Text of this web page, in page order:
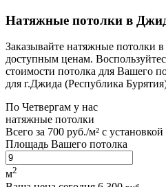
Натяжные потолки в
Заказывайте натяжные потолки
доступным ценам.
стоимости потолка для Вашего
для г.Джида (Республика
По Четвергам у нас
натяжные потолки
Всего за 700 руб./м² с установкой
Площадь Вашего потолка
м2